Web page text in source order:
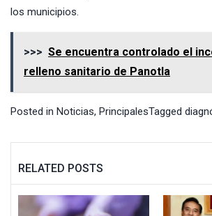
los municipios.
>>> Se encuentra controlado el
relleno sanitario de Panotla
Posted in Noticias, PrincipalesTagged
RELATED POSTS